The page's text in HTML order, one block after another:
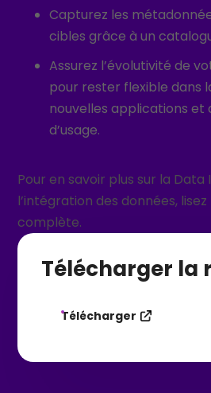
Capturez les
cibles grâce à un
Assurez l’évolutivité de
pour rester flexible dans
nouvelles applications et
d’usage.
Pour en savoir plus sur la
l’intégration des données,
complète.
Télécharger la
Télécharger